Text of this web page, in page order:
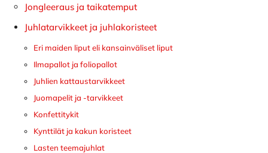
Jongleeraus ja taikatemput
Juhlatarvikkeet ja juhlakoristeet
Eri maiden liput eli kansainväliset liput
Ilmapallot ja foliopallot
Juhlien kattaustarvikkeet
Juomapelit ja -tarvikkeet
Konfettitykit
Kynttilät ja kakun koristeet
Lasten teemajuhlat